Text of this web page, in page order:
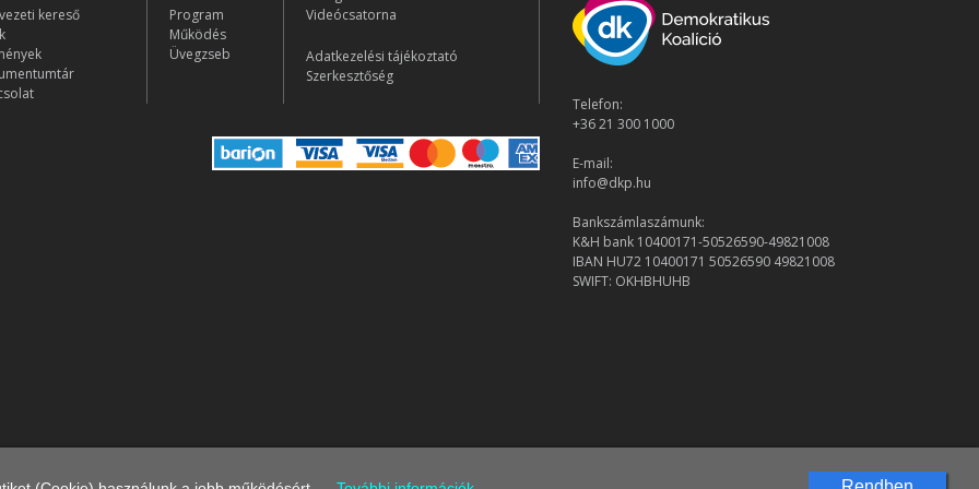
kereső
Program
Működés
Üvegzseb
Videócsatorna
Adatkezelési tájékoztató
Szerkesztőség
Telefon:
+36 21 300 1000
E-mail:
info@dkp.hu
Bankszámlaszámunk:
K&H bank 10400171-50526590-49821008
IBAN HU72 10400171 50526590 49821008
SWIFT: OKHBHUHB